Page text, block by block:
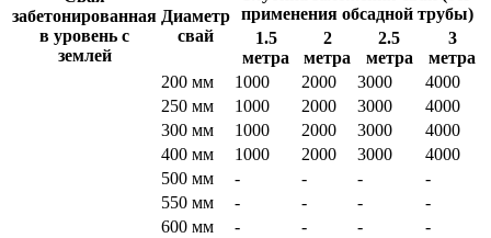
забетонированная
в уровень с
землей
Диаметр
свай
применения обсадной трубы)
1.5
метра
2
метра
2.5
метра
3
метра
200 мм
1000 2000 3000
4000
250 мм
1000 2000 3000
4000
300 мм
1000 2000 3000
4000
400 мм
1000 2000 3000
4000
500 мм
- - -
-
550 мм
- - -
-
600 мм
- - -
-